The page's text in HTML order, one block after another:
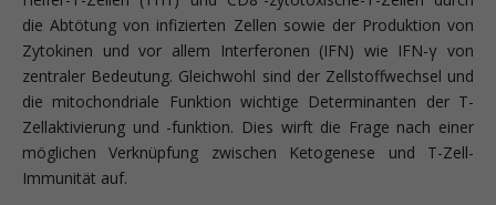
die Abtötung von infizierten Zellen sowie der Produktion von
Zytokinen und vor allem Interferonen (IFN) wie IFN-γ von
zentraler Bedeutung. Gleichwohl sind der Zellstoffwechsel und
die mitochondriale Funktion wichtige Determinanten der T-
Zellaktivierung und -funktion. Dies wirft die Frage nach einer
möglichen Verknüpfung zwischen Ketogenese und T-Zell-
Immunität auf.